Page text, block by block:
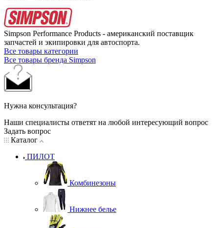
Simpson Performance Products - американский поставщик
запчастей и экипировки для автоспорта.
Все товары категории
Все товары бренда Simpson
Нужна консультация?
Наши специалисты ответят на любой интересующий вопрос
Задать вопрос
Каталог
ПИЛОТ
Комбинезоны
Нижнее белье